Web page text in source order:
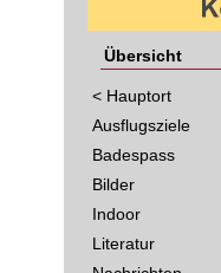
Übersicht
< Hauptort
Ausflugsziele
Badespass
Bilder
Indoor
Literatur